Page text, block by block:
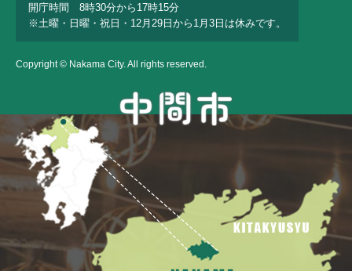
開庁時間 8時30分から17時15分
※土曜・日曜・祝日・12月29日から1月3日は休みです。
Copyright © Nakama City. All rights reserved.